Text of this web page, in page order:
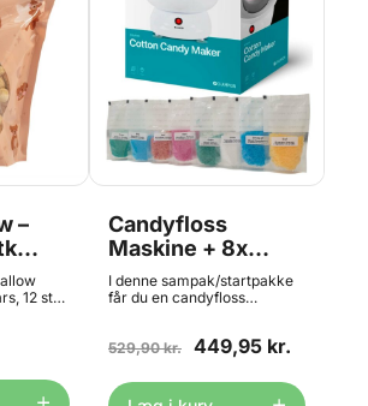
–
12 stk.
– Teddy
er
Candyfloss
Maskine + 8x
Candyfloss
Sukker, Champion
I denne sampak/startpakke
får du en candyfloss
candyfloss sukker.
candyflossmaskine er
perfekt til f.eks.
529,90 kr. 449,95 kr.